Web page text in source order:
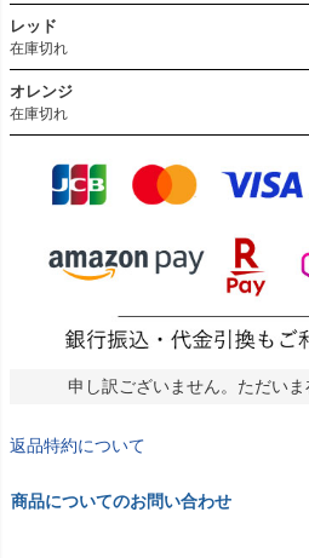
レッド
在庫切れ
オレンジ
在庫切れ
申し訳ございません。ただいま
返品特約について
商品についてのお問い合わせ